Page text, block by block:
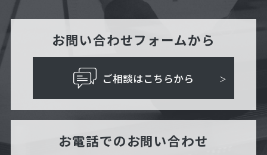
お問い合わせフォームから
ご相談はこちらから
お電話でのお問い合わせ